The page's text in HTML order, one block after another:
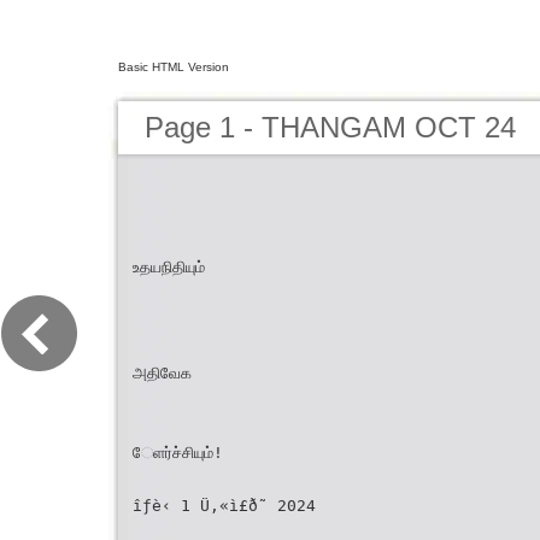
Basic HTML Version
Page 1 - THANGAM OCT 24
உதயநிதியும்
அதிவேக
ேளர்ச்சியும்!
îƒè‹ 1 Ü‚«ì£ð˜ 2024